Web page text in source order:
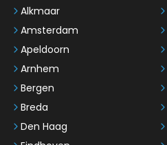
Alkmaar
Amsterdam
Apeldoorn
Arnhem
Bergen
Breda
Den Haag